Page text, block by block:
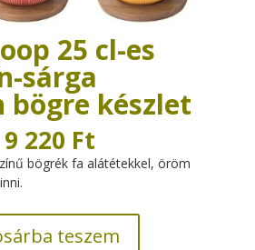
25 cl-es
sárga
bögre készlet
Original
price
was:
11
420 Ft.
9 220 FtCurrent
price
is:
220 Ft.
bögrék fa alátétekkel, öröm
teszem